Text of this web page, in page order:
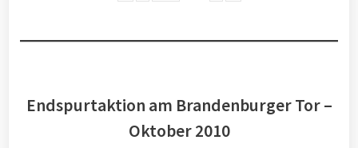
Endspurtaktion am Brandenburger Tor –
Oktober 2010